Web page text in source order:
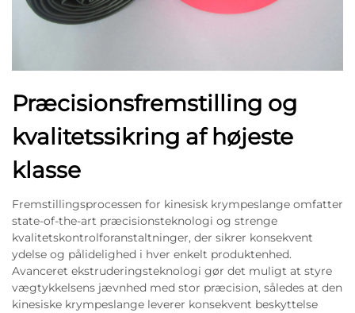
Præcisionsfremstilling og
kvalitetssikring af højeste
klasse
Fremstillingsprocessen for kinesisk krympeslange omfatter
state-of-the-art præcisionsteknologi og strenge
kvalitetskontrolforanstaltninger, der sikrer konsekvent
ydelse og pålidelighed i hver enkelt produktenhed.
Avanceret ekstruderingsteknologi gør det muligt at styre
vægtykkelsens jævnhed med stor præcision, således at den
kinesiske krympeslange leverer konsekvent beskyttelse